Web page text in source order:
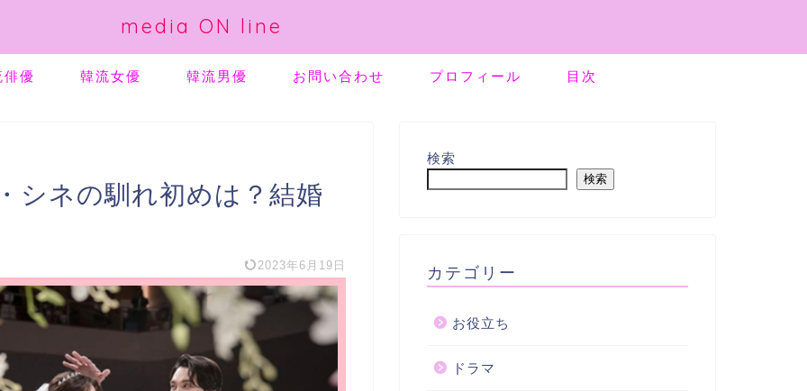
media ON line
優 韓流女優 韓流男優 お問い合わせ プロフィール 目次
シネの馴れ初めは？結婚
2023年6月19日
検索
検索
カテゴリー
お役立ち
ドラマ